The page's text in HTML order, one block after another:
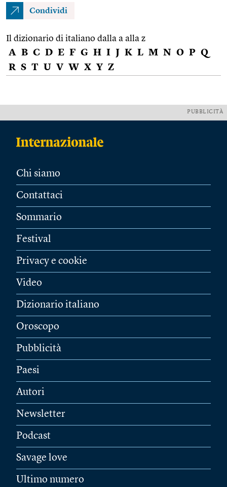
Condividi
Il dizionario di italiano dalla a alla z
A B C D E F G H I J K L M N O P Q
R S T U V W X Y Z
PUBBLICITÀ
Chi siamo
Contattaci
Sommario
Festival
Privacy e cookie
Video
Dizionario italiano
Oroscopo
Pubblicità
Paesi
Autori
Newsletter
Podcast
Savage love
Ultimo numero